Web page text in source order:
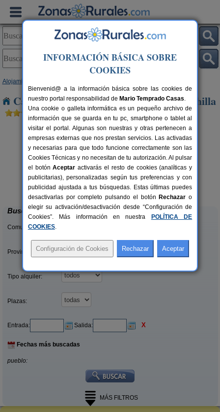
Alojamientos
Casas Rurales cerca de Villar de Chinchilla
2-9+1 pers.
desde30 €
La Torre
Alcaraz (Albacete)
Buscar
Comunidades:
Provincias/Islas:
Tipo alquiler:
Plazas:
Entrada: Salida: X
Fechas más buscadas
pueblo:
MÁS FILTROS
INFORMACIÓN BÁSICA SOBRE
COOKIES
Bienvenid@ a la información básica sobre las cookies de
nuestro portal responsabilidad de Mario Temprado Casas.
Una cookie o galleta informática es un pequeño archivo de
información que se guarda en tu pc, smartphone o tablet al
visitar el portal. Algunas son nuestras y otras pertenecen a
empresas externas que nos prestan servicios. Las activadas
y necesarias para que todo funcione correctamente son las
Cookies Técnicas y no necesitan de tu autorización. Al pulsar
el botónAceptar activarás el resto de cookies (analíticas y
publicitarias), personalizadas según tus preferencias y con
publicidad ajustada a tus búsquedas. Estas últimas puedes
desactivarlas por completo pulsando el botón Rechazar o
elegir su activación/desactivación desde “Configuración de
Cookies”. Más información en nuestra
POLÍTICA DE
COOKIES.